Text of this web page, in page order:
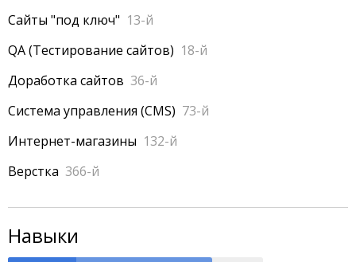
Сайты "под ключ" 13-й
QA (Тестирование сайтов) 18-й
Доработка сайтов 36-й
Система управления (CMS) 73-й
Интернет-магазины 132-й
Верстка 366-й
Навыки